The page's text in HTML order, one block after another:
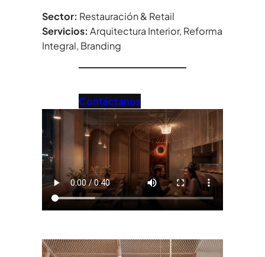
Sector: Restauración & Retail
Servicios:Arquitectura Interior, Reforma
Integral, Branding
Contáctanos